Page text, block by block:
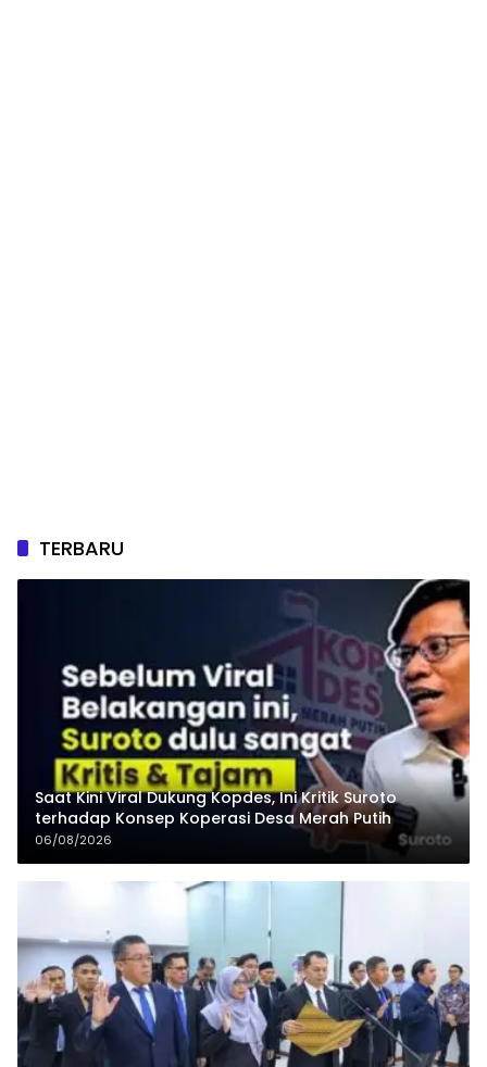
TERBARU
Saat Kini Viral Dukung Kopdes, Ini Kritik Suroto
terhadap Konsep Koperasi Desa Merah Putih
06/08/2026